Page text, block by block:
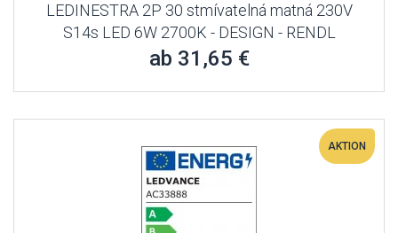
LEDINESTRA 2P 30 stmívatelná matná 230V
S14s LED 6W 2700K - DESIGN - RENDL
ab 31,65 €
AKTION